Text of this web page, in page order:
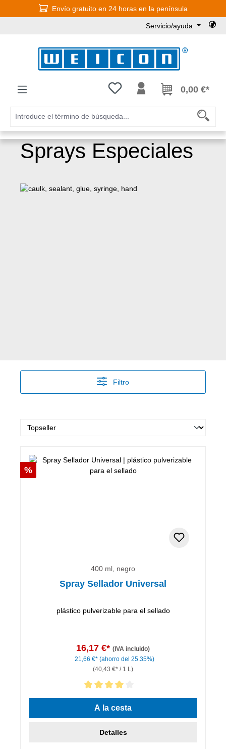
Saltar al contenido principalEnvío gratuito en 24 horas en la península
Servicio/ayuda
Tienes 0 artículos en tu lista de
0,00 €*
Sprays Especiales
Filtro
Descuento
%
400 ml, negro
Spray Sellador Universal
plástico pulverizable para el sellado
16,17 €* (IVA incluido)
21,66 €* (ahorro del 25.35%)
(40,43 €* / 1 L)
Calificación promedio de 4 de 5 estrellas
A la cesta
Detalles